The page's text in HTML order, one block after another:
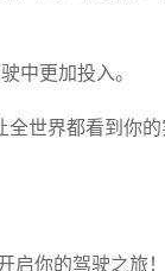
中更加投入。
世界都看到你的
你的驾驶之旅！